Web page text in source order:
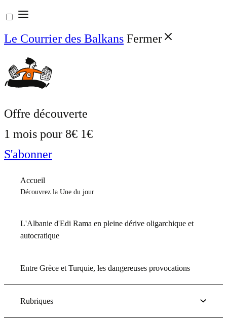
Aller
au
contenu
Le Courrier des Balkans Fermer
Offre découverte
1 mois pour 8€ 1€
S'abonner
Accueil
Découvrez la Une du jour
L'Albanie d'Edi Rama en pleine dérive oligarchique et
autocratique
Entre Grèce et Turquie, les dangereuses provocations
Rubriques